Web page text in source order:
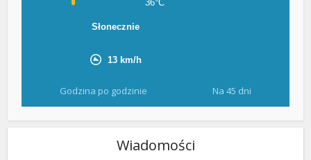
Godzina po godzinie Na 45 dni
Wiadomości